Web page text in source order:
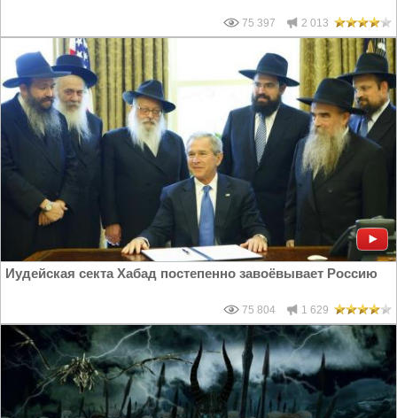
75 397 2 013
Иудейская секта Хабад постепенно завоёвывает Россию
75 804 1 629